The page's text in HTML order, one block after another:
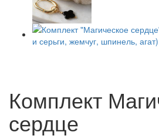
Комплект
сердце